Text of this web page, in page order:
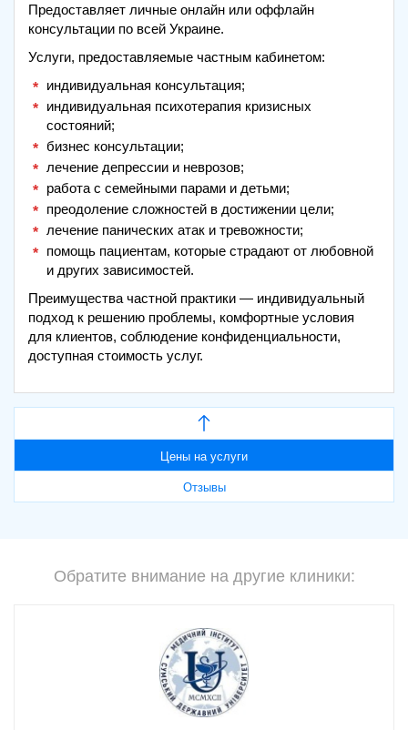
Предоставляет личные онлайн или оффлайн
консультации по всей Украине.
Услуги, предоставляемые частным кабинетом:
индивидуальная консультация;
индивидуальная психотерапия кризисных
состояний;
бизнес консультации;
лечение депрессии и неврозов;
работа с семейными парами и детьми;
преодоление сложностей в достижении цели;
лечение панических атак и тревожности;
помощь пациентам, которые страдают от любовной
и других зависимостей.
Преимущества частной практики — индивидуальный
подход к решению проблемы, комфортные условия
для клиентов, соблюдение конфиденциальности,
доступная стоимость услуг.
Цены на услуги
Отзывы
Обратите внимание на другие клиники: